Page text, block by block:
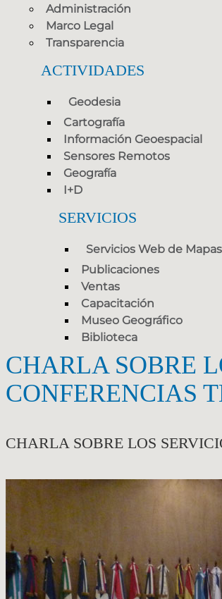
Administración
Marco Legal
Transparencia
ACTIVIDADES
Geodesia
Cartografía
Información Geoespacial
Sensores Remotos
Geografía
I+D
SERVICIOS
Servicios Web de Mapas
Publicaciones
Ventas
Capacitación
Museo Geográfico
Biblioteca
CHARLA SOBRE
CONFERENCIAS
CHARLA SOBRE LOS